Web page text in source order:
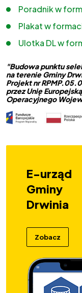
Poradnik w
Plakat w
Ulotka DL w
"Budowa punktu
na terenie Gminy
Projekt nr
przez Unię
Operacyjnego
E-urząd
Gminy
Drwinia
Zobacz